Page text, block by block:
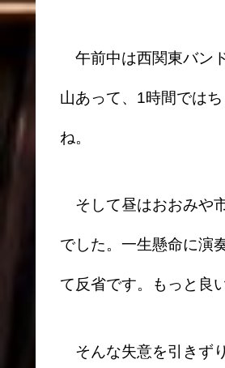
午前中は西関東バン
山あって、1時間では
ね。
そして昼はおおみや
でした。一生懸命に演
て反省です。もっと良
そんな失意を引きず